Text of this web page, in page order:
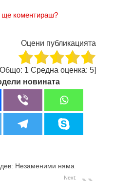
ще коментираш?
Оцени публикацията
1 Средна оценка: 5]
новината
Незаменими няма
Next: